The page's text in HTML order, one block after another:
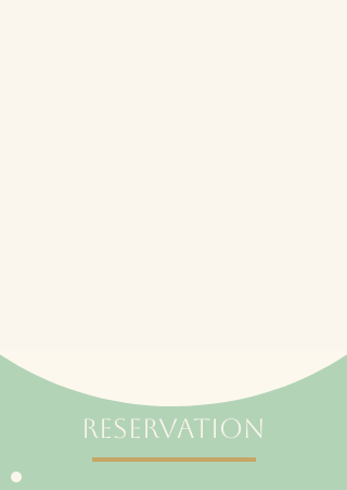
Reservation